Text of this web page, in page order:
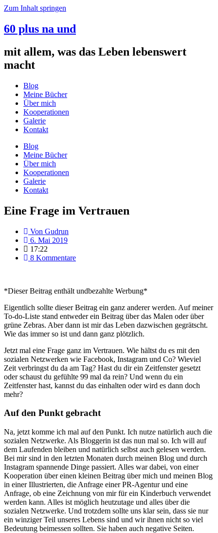
Zum Inhalt springen
60 plus na und
mit allem, was das Leben lebenswert
macht
Blog
Meine Bücher
Über mich
Kooperationen
Galerie
Kontakt
Blog
Meine Bücher
Über mich
Kooperationen
Galerie
Kontakt
Eine Frage im Vertrauen
Von Gudrun
6. Mai 2019
17:22
8 Kommentare
*Dieser Beitrag enthält undbezahlte Werbung*
Eigentlich sollte dieser Beitrag ein ganz anderer werden. Auf meiner
To-do-Liste stand entweder ein Beitrag über das Malen oder über
grüne Zebras. Aber dann ist mir das Leben dazwischen gegrätscht.
Wie das immer so ist und dann ganz plötzlich.
Jetzt mal eine Frage ganz im Vertrauen. Wie hältst du es mit den
sozialen Netzwerken wie Facebook, Instagram und Co? Wieviel
Zeit verbringst du da am Tag? Hast du dir ein Zeitfenster gesetzt
oder schaust du gefühlte 99 mal da rein? Und wenn du ein
Zeitfenster hast, kannst du das einhalten oder wird es dann doch
mehr?
Auf den Punkt gebracht
Na, jetzt komme ich mal auf den Punkt. Ich nutze natürlich auch die
sozialen Netzwerke. Als Bloggerin ist das nun mal so. Ich will auf
dem Laufenden bleiben und natürlich selbst auch gelesen werden.
Bei mir sind in den letzten Monaten durch meinen Blog und durch
Instagram spannende Dinge passiert. Alles war dabei, von einer
Kooperation über einen kleinen Beitrag über mich und meinen Blog
in einer Illustrierten, die Anfrage einer PR-Agentur und eine
Anfrage, ob eine Zeichnung von mir für ein Kinderbuch verwendet
werden kann. Alles ist möglich heutzutage und alles über die
sozialen Netzwerke. Und trotzdem sollte uns klar sein, dass sie nur
ein winziger Teil unseres Lebens sind und wir ihnen nicht so viel
Bedeutung beimessen sollten. Sie haben auch negative Seiten.